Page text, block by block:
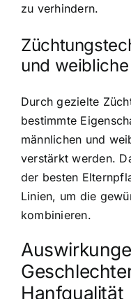
zu verhindern.
und
Durch gezielte
bestimmte
männlichen und
verstärkt werden.
der besten
Linien, um die
kombinieren.
Hanfqualität